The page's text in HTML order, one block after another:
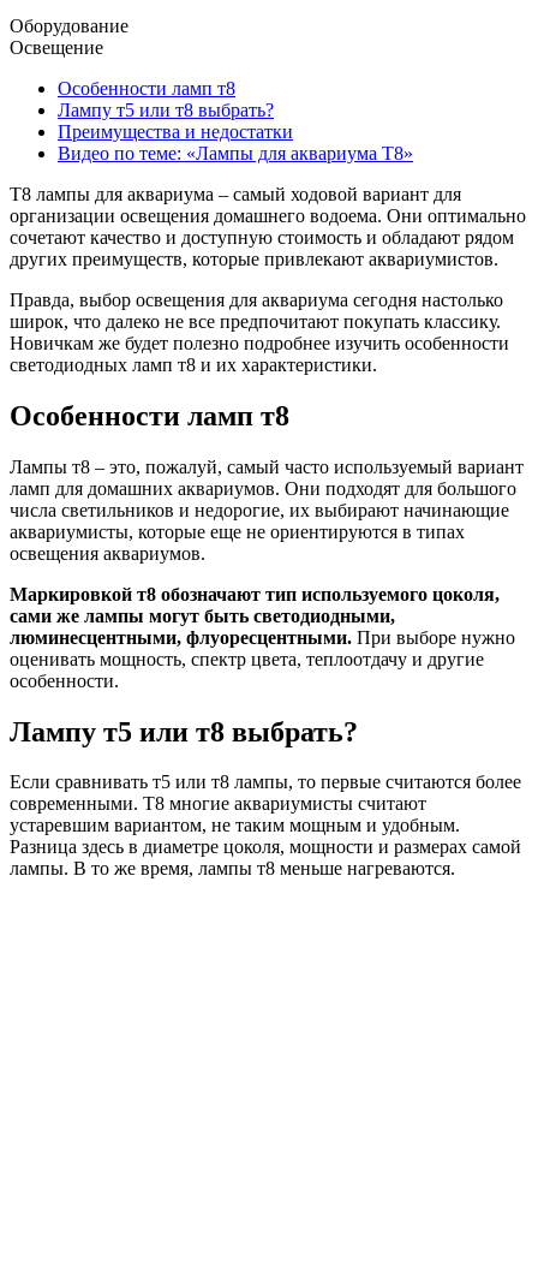
Оборудование
Освещение
Особенности ламп т8
Лампу т5 или т8 выбрать?
Преимущества и недостатки
Видео по теме: «Лампы для аквариума Т8»
Т8 лампы для аквариума – самый ходовой вариант для
организации освещения домашнего водоема. Они оптимально
сочетают качество и доступную стоимость и обладают рядом
других преимуществ, которые привлекают аквариумистов.
Правда, выбор освещения для аквариума сегодня настолько
широк, что далеко не все предпочитают покупать классику.
Новичкам же будет полезно подробнее изучить особенности
светодиодных ламп т8 и их характеристики.
Особенности ламп т8
Лампы т8 – это, пожалуй, самый часто используемый вариант
ламп для домашних аквариумов. Они подходят для большого
числа светильников и недорогие, их выбирают начинающие
аквариумисты, которые еще не ориентируются в типах
освещения аквариумов.
Маркировкой т8 обозначают тип используемого цоколя,
сами же лампы могут быть светодиодными,
люминесцентными, флуоресцентными. При выборе нужно
оценивать мощность, спектр цвета, теплоотдачу и другие
особенности.
Лампу т5 или т8 выбрать?
Если сравнивать т5 или т8 лампы, то первые считаются более
современными. Т8 многие аквариумисты считают
устаревшим вариантом, не таким мощным и удобным.
Разница здесь в диаметре цоколя, мощности и размерах самой
лампы. В то же время, лампы т8 меньше нагреваются.